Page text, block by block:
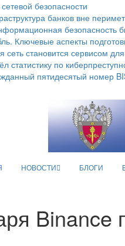
безопасности
банков вне
безопасность
Ключевые аспекты
сеть становится сервисом
статистику по
пятидесятый номер
НОВОСТИ БЛОГИ
Binance